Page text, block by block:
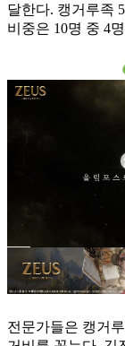
달한다. 캥거루족
비중은 10명 중 4
전문가들은 캥거